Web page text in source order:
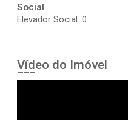
Social
Elevador Social: 0
Vídeo do Imóvel